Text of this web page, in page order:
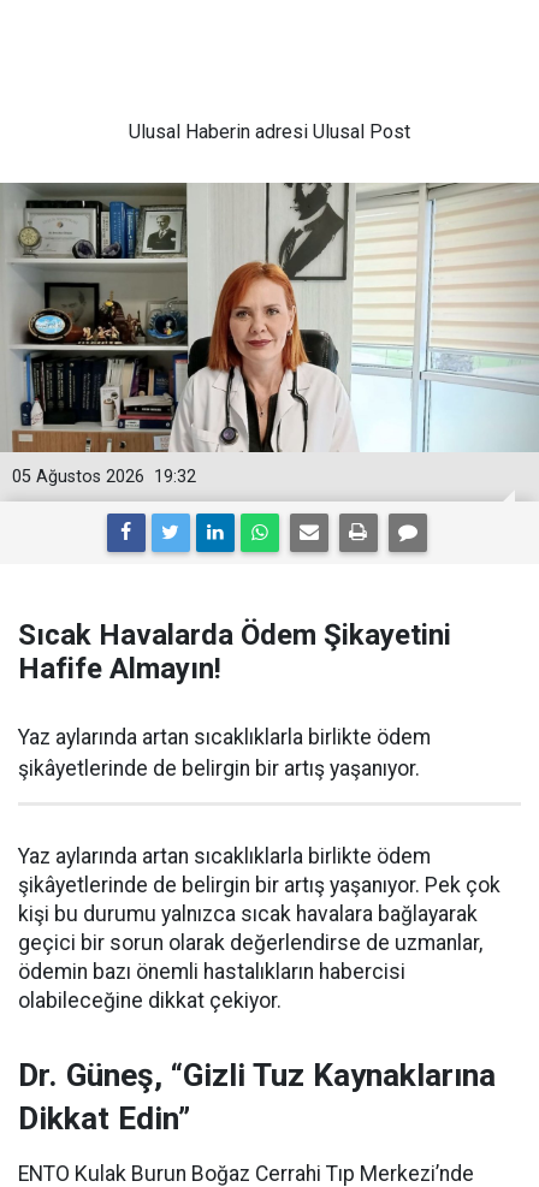
Ulusal Haberin adresi Ulusal Post
19:32
05 Ağustos 2026
Sıcak Havalarda Ödem Şikayetini
Hafife Almayın!
Yaz aylarında artan sıcaklıklarla birlikte ödem
şikâyetlerinde de belirgin bir artış yaşanıyor.
Yaz aylarında artan sıcaklıklarla birlikte ödem
şikâyetlerinde de belirgin bir artış yaşanıyor. Pek çok
kişi bu durumu yalnızca sıcak havalara bağlayarak
geçici bir sorun olarak değerlendirse de uzmanlar,
ödemin bazı önemli hastalıkların habercisi
olabileceğine dikkat çekiyor.
Dr. Güneş, “Gizli Tuz Kaynaklarına
Dikkat Edin”
ENTO Kulak Burun Boğaz Cerrahi Tıp Merkezi’nde